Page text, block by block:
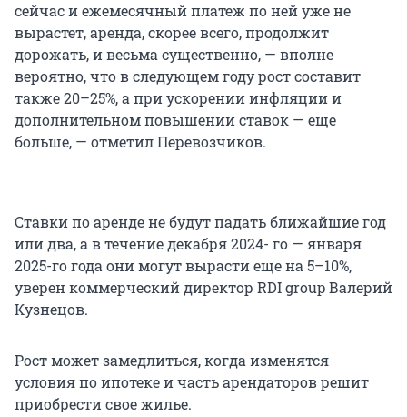
сейчас и ежемесячный платеж по ней уже не
вырастет, аренда, скорее всего, продолжит
дорожать, и весьма существенно, — вполне
вероятно, что в следующем году рост составит
также 20–25%, а при ускорении инфляции и
дополнительном повышении ставок — еще
больше, — отметил Перевозчиков.
Ставки по аренде не будут падать ближайшие год
или два, а в течение декабря 2024- го — января
2025-го года они могут вырасти еще на 5–10%,
уверен коммерческий директор RDI group Валерий
Кузнецов.
Рост может замедлиться, когда изменятся
условия по ипотеке и часть арендаторов решит
приобрести свое жилье.